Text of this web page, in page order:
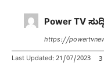
Power TV
https://
Last Updated: 21/07/2023 3